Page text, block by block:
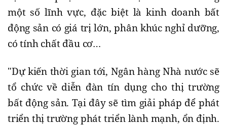
một số lĩnh vực, đặc biệt là kinh doanh bất
động sản có giá trị lớn, phân khúc nghỉ dưỡng,
có tính chất đầu cơ…
"Dự kiến thời gian tới, Ngân hàng Nhà nước sẽ
tổ chức về diễn đàn tín dụng cho thị trường
bất động sản. Tại đây sẽ tìm giải pháp để phát
triển thị trường phát triển lành mạnh, ổn định.